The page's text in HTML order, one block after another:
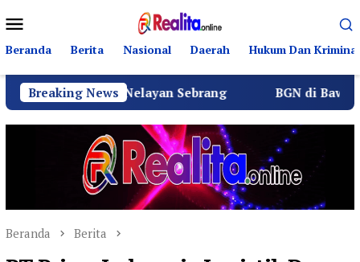
ke
kontenMobile
Beranda Berita Nasional Daerah Hukum Dan Kriminal
Breaking News
Nelayan Sebrang BGN di Bawah Sudaryono
Beranda Berita